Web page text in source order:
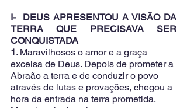
I-  DEUS APRESENTOU A VISÃO DA
TERRA QUE PRECISAVA SER
CONQUISTADA
1. Maravilhosos o amor e a graça
excelsa de Deus. Depois de prometer a
Abraão a terra e de conduzir o povo
através de lutas e provações, chegou a
hora da entrada na terra prometida.